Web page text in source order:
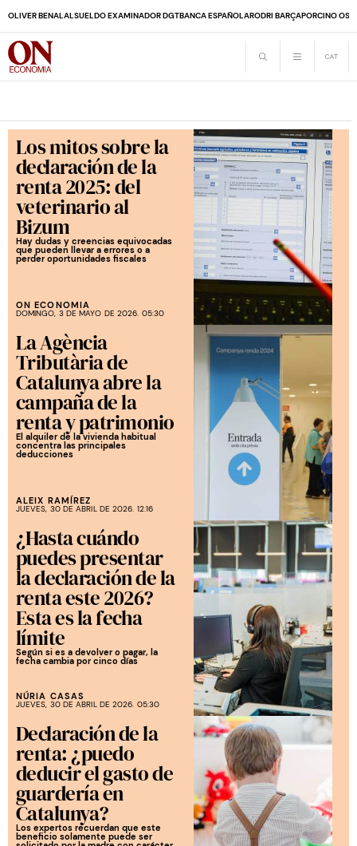
OLIVER BENALALSUELDO EXAMINADOR DGTBANCA ESPAÑOLARODRI BARÇAPORCINO
Los mitos sobre la
declaración de la
renta 2025: del
veterinario al
Bizum
Hay dudas y creencias equivocadas
que pueden llevar a errores o a
perder oportunidades fiscales
ON ECONOMIA
DOMINGO, 3 DE MAYO DE 2026. 05:30
La Agència
Tributària de
Catalunya abre la
campaña de la
renta y patrimonio
El alquiler de la vivienda habitual
concentra las principales
deducciones
ALEIX RAMÍREZ
JUEVES, 30 DE ABRIL DE 2026. 12:16
¿Hasta cuándo
puedes presentar
la declaración de la
renta este 2026?
Esta es la fecha
límite
Según si es a devolver o pagar, la
fecha cambia por cinco días
NÚRIA CASAS
JUEVES, 30 DE ABRIL DE 2026. 05:30
Declaración de la
renta: ¿puedo
deducir el gasto de
guardería en
Catalunya?
Los expertos recuerdan que este
beneficio solamente puede ser